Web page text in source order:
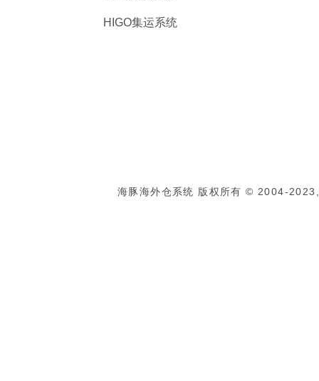
HIGO集运系统
海豚海外仓系统 版权所有 © 2004-